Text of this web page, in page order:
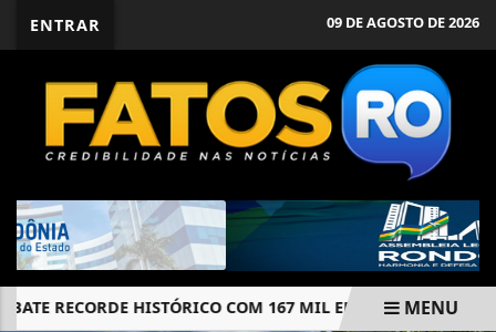
ENTRAR 09 DE AGOSTO DE 2026
RECORDE HISTÓRICO COM 167 MIL EMPRESAS ABERTAS
MENU